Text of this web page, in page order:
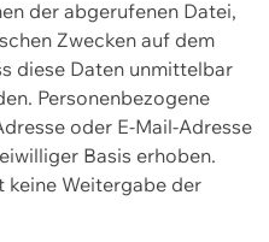
der abgerufenen Datei,
Zwecken auf dem
diese Daten unmittelbar
Personenbezogene
oder E-Mail-Adresse
Basis erhoben.
keine Weitergabe der